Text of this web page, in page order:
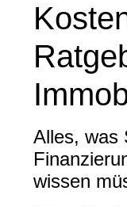
Alles, was
wissen